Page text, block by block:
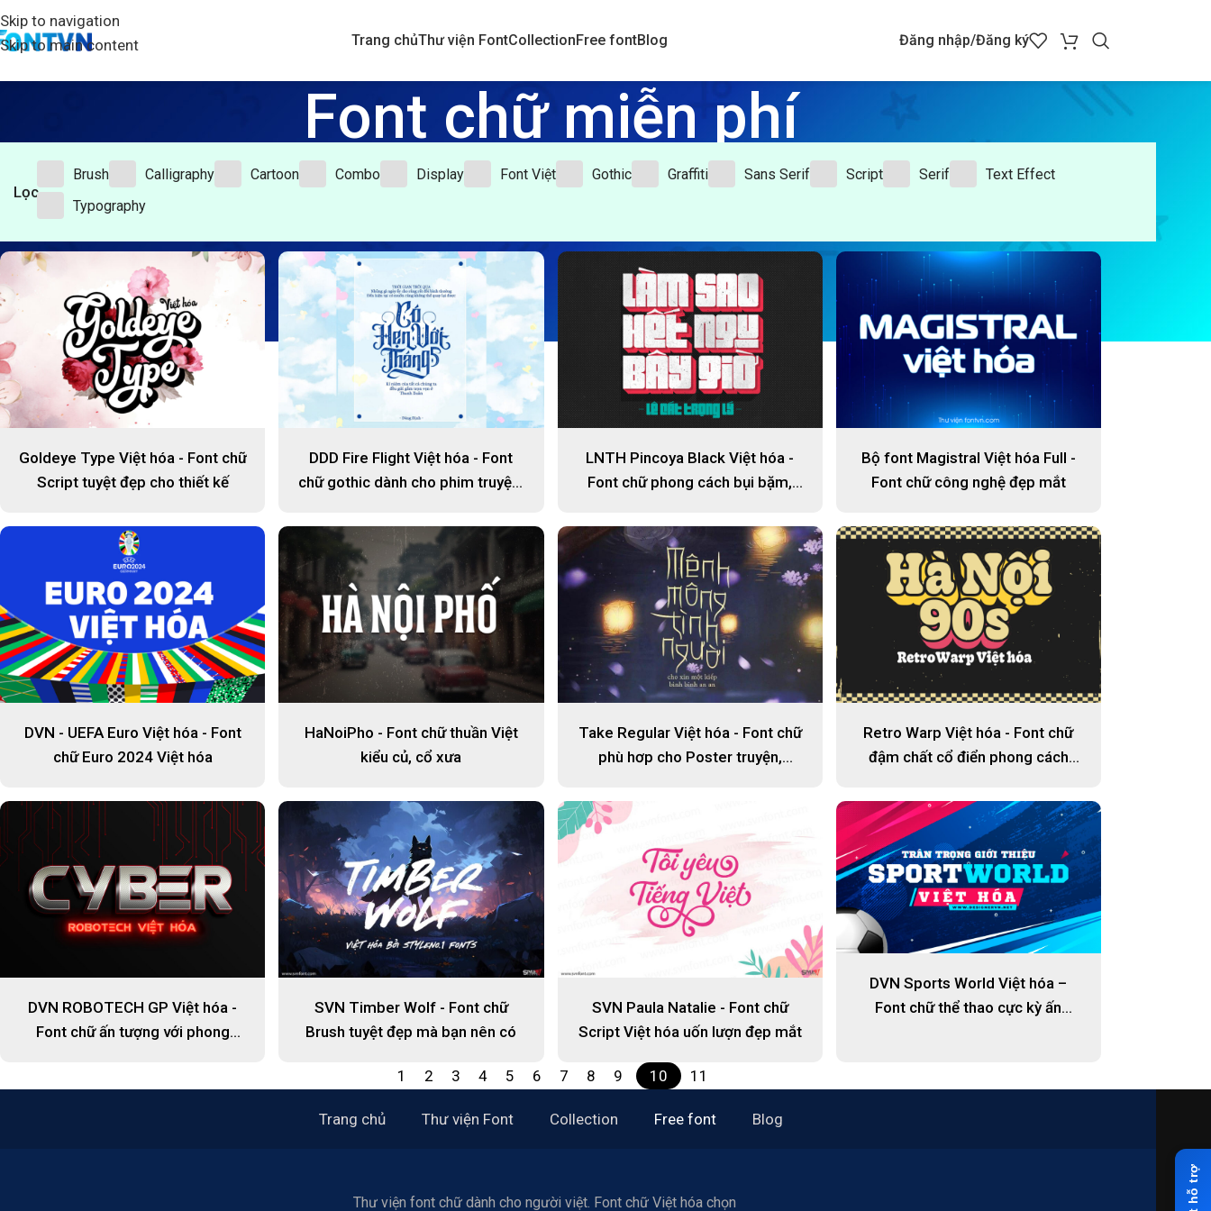
Skip to navigation
Skip to main content
Trang chủThư viện FontCollectionFree fontBlog Đăng nhập/Đăng ký
Font chữ miễn phí
Home/
Font chữ miễn phí
Lọc
Brush Calligraphy Cartoon Combo Display Font Việt Gothic Graffiti Sans Serif Script Serif
Text Effect
Typography
Goldeye Type Việt hóa - Font chữ
Script tuyệt đẹp cho thiết kế
DDD Fire Flight Việt hóa - Font
chữ gothic dành cho phim truyện,
LNTH Pincoya Black Việt hóa -
Font chữ phong cách bụi bặm,
Bộ font Magistral Việt hóa Full -
Font chữ công nghệ đẹp mắt
DVN - UEFA Euro Việt hóa - Font
chữ Euro 2024 Việt hóa
HaNoiPho - Font chữ thuần Việt
kiểu củ, cổ xưa
Take Regular Việt hóa - Font chữ
phù hơp cho Poster truyện,
Retro Warp Việt hóa - Font chữ
đậm chất cổ điển phong cách
DVN ROBOTECH GP Việt hóa -
Font chữ ấn tượng với phong
SVN Timber Wolf - Font chữ
Brush tuyệt đẹp mà bạn nên có
SVN Paula Natalie - Font chữ
Script Việt hóa uốn lượn đẹp mắt
DVN Sports World Việt hóa –
Font chữ thể thao cực kỳ ấn
1 2 3 4 5 6 7 8 9 10 11
Trang chủ Thư viện Font Collection Free font Blog
Thư viện font chữ dành cho người việt. Font chữ Việt hóa chọn